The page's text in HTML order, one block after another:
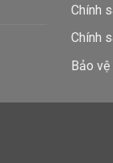
Chính
Chính
Bảo